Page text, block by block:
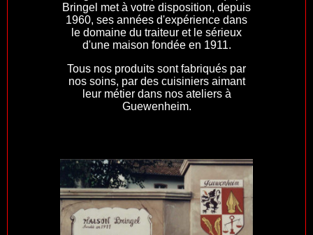
Bringel met à votre disposition, depuis
1960, ses années d'expérience dans
le domaine du traiteur et le sérieux
d'une maison fondée en 1911.
Tous nos produits sont fabriqués par
nos soins, par des cuisiniers aimant
leur métier dans nos ateliers à
Guewenheim.